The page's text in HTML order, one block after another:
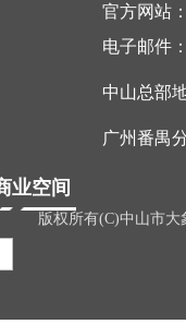
空间
官方网站
电子邮件
中山总部
广州番禺
版权所有(C)中山市大